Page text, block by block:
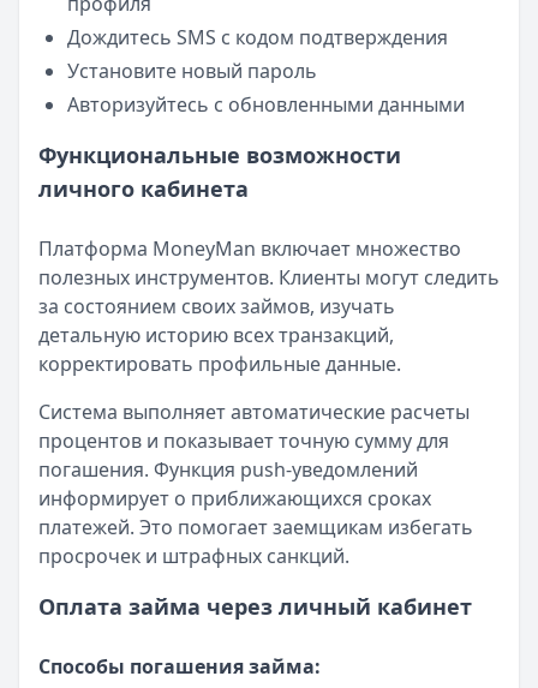
Дождитесь SMS с кодом подтверждения
Установите новый пароль
Авторизуйтесь с обновленными данными
Функциональные возможности
личного кабинета
Платформа MoneyMan включает множество
полезных инструментов. Клиенты могут следить
за состоянием своих займов, изучать
детальную историю всех транзакций,
корректировать профильные данные.
Система выполняет автоматические расчеты
процентов и показывает точную сумму для
погашения. Функция push-уведомлений
информирует о приближающихся сроках
платежей. Это помогает заемщикам избегать
просрочек и штрафных санкций.
Оплата займа через личный кабинет
Способы погашения займа: